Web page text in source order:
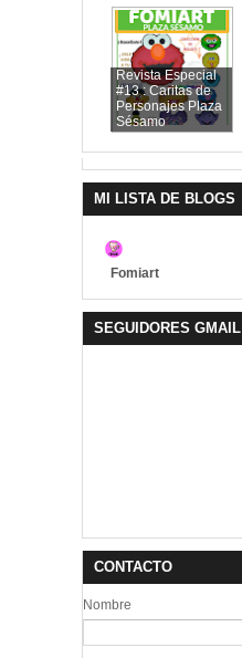
Revista Especial
#13 : Caritas de
Personajes Plaza
Sésamo
MI LISTA DE BLOGS
Fomiart
SEGUIDORES GMAIL
CONTACTO
Nombre